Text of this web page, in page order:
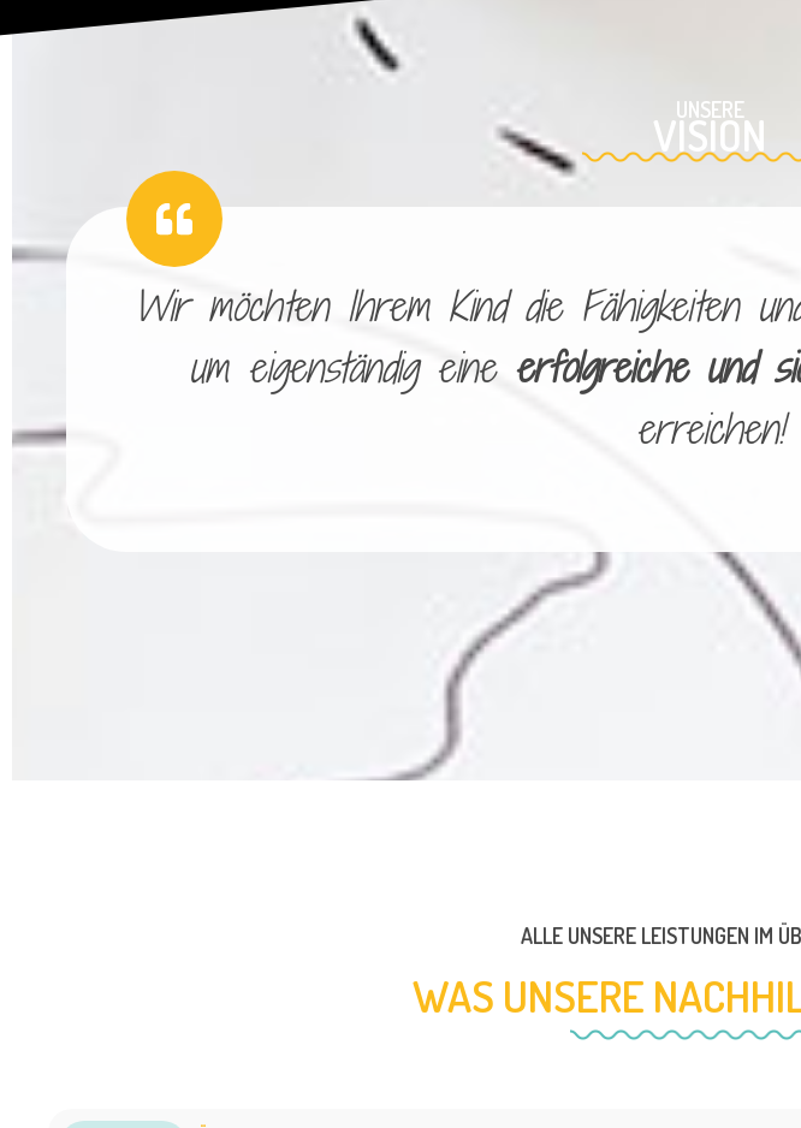
UNSERE
VISION
Wir möchten Ihrem Kind die Fähigkeiten
um eigenständig eine erfolgreiche und
erreichen!
ALLE UNSERE LEISTUNGEN IM
WAS UNSERE